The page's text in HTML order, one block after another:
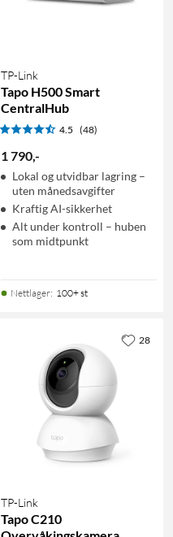
TP-Link
Tapo H500 Smart
CentralHub
4.5 (48)
1 790,-
Lokal og utvidbar lagring –
uten månedsavgifter
Kraftig AI-sikkerhet
Alt under kontroll – huben
som midtpunkt
Nettlager: 100+ st
TP-Link
Tapo C210
28